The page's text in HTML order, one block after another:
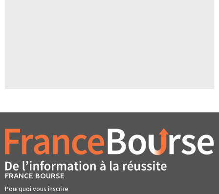
FRANCE BOURSE
Pourquoi vous inscrire